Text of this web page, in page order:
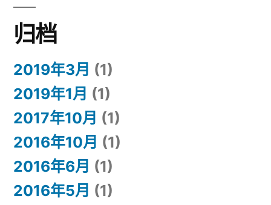
归档
2019年3月 (1)
2019年1月 (1)
2017年10月 (1)
2016年10月 (1)
2016年6月 (1)
2016年5月 (1)